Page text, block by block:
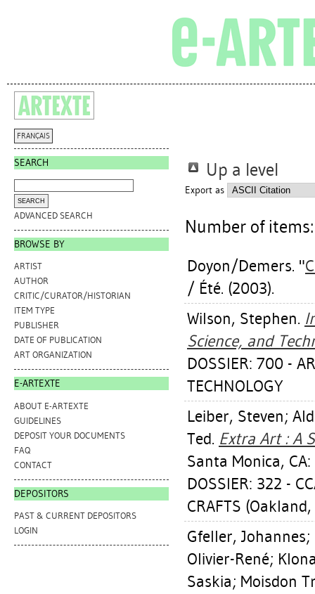
FRANÇAIS
SEARCH
ADVANCED SEARCH
BROWSE BY
ARTIST
AUTHOR
CRITIC/CURATOR/HISTORIAN
ITEM TYPE
PUBLISHER
DATE OF PUBLICATION
ART ORGANIZATION
E-ARTEXTE
ABOUT E-ARTEXTE
GUIDELINES
DEPOSIT YOUR DOCUMENTS
FAQ
CONTACT
DEPOSITORS
PAST & CURRENT DEPOSITORS
LOGIN
Up a level
Export as
Number of
Doyon/Demers. "
/ Été. (2003).
Wilson, Stephen.
Science, and
DOSSIER: 700 -
TECHNOLOGY
Leiber, Steven;
Ted. Extra Art : A
Santa Monica,
DOSSIER: 322 -
CRAFTS (Oakland,
Gfeller, Johannes;
Olivier-René;
Saskia; Moisdon